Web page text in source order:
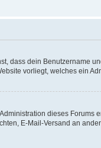
dass dein Benutzername
vorliegt, welches ein
dieses
E-Mail-Versand an